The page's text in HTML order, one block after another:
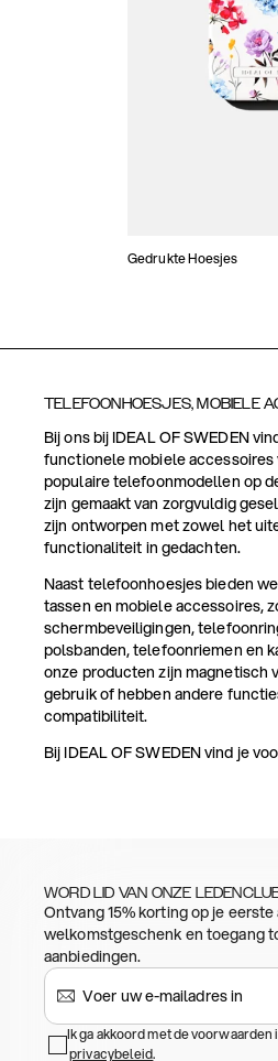
Gedrukte Hoesjes
TELEFOONHOESJES, MOBIELE
Bij ons bij IDEAL OF SWEDEN
functionele mobiele accessoires
populaire telefoonmodellen op
zijn gemaakt van zorgvuldig
zijn ontworpen met zowel het
functionaliteit in gedachten.
Naast telefoonhoesjes bieden
tassen en mobiele accessoires,
schermbeveiligingen,
polsbanden, telefoonriemen en
onze producten zijn magnetisch
gebruik of hebben andere
compatibiliteit.
Bij IDEAL OF SWEDEN vind je
WORD LID VAN ONZE
Ontvang 15% korting op je
welkomstgeschenk en toegang
aanbiedingen.
Ik ga akkoord met de
privacybeleid.